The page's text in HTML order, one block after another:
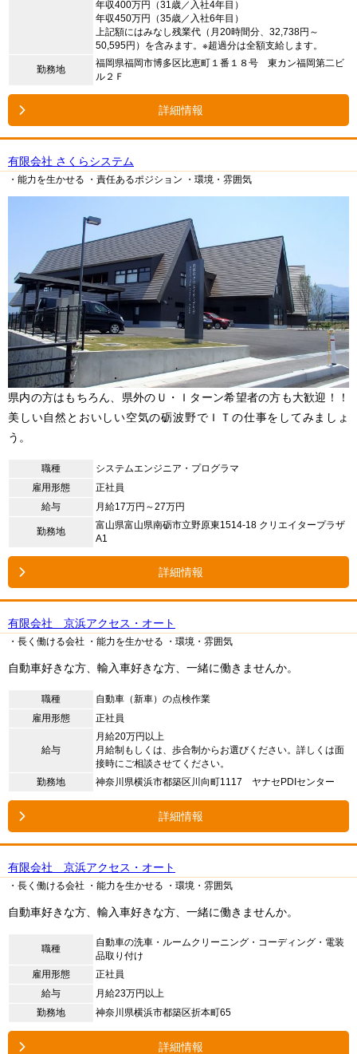
年収400万円（31歳／入社4年目）
年収450万円（35歳／入社6年目）
上記額にはみなし残業代（月20時間分、32,738円～
50,595円）を含みます。※超過分は全額支給します。
勤務地
福岡県福岡市博多区比恵町１番１８号 東カン福岡第二ビ
ル２Ｆ
詳細情報
有限会社 さくらシステム
・能力を生かせる ・責任あるポジション ・環境・雰囲気
県内の方はもちろん、県外のＵ・Ｉターン希望者の方も大歓迎！！
美しい自然とおいしい空気の砺波野でＩＴの仕事をしてみましょ
う。
職種
システムエンジニア・プログラマ
雇用形態
正社員
給与
月給17万円～27万円
勤務地
富山県富山県南砺市立野原東1514-18 クリエイタープラザ
A1
詳細情報
有限会社 京浜アクセス・オート
・長く働ける会社 ・能力を生かせる ・環境・雰囲気
自動車好きな方、輸入車好きな方、一緒に働きませんか。
職種
自動車（新車）の点検作業
雇用形態
正社員
給与
月給20万円以上
月給制もしくは、歩合制からお選びください。詳しくは面
接時にご相談させてください。
勤務地
神奈川県横浜市都築区川向町1117 ヤナセPDIセンター
詳細情報
有限会社 京浜アクセス・オート
・長く働ける会社 ・能力を生かせる ・環境・雰囲気
自動車好きな方、輸入車好きな方、一緒に働きませんか。
職種
自動車の洗車・ルームクリーニング・コーディング・電装
品取り付け
雇用形態
正社員
給与
月給23万円以上
勤務地
神奈川県横浜市都築区折本町65
詳細情報